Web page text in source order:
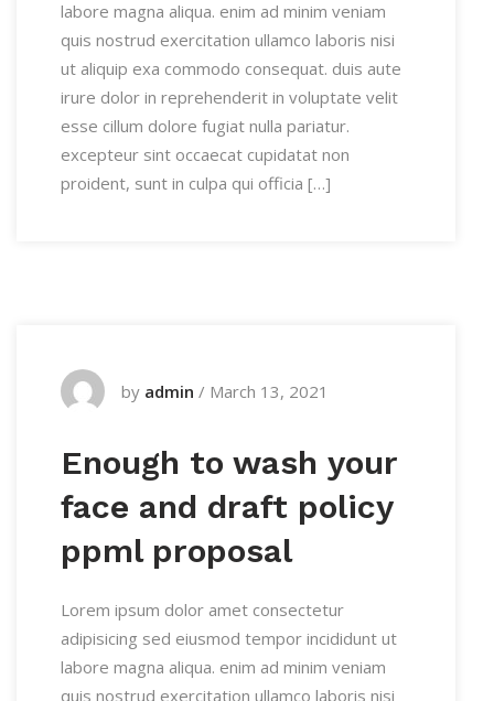
labore magna aliqua. enim ad minim veniam
quis nostrud exercitation ullamco laboris nisi
ut aliquip exa commodo consequat. duis aute
irure dolor in reprehenderit in voluptate velit
esse cillum dolore fugiat nulla pariatur.
excepteur sint occaecat cupidatat non
proident, sunt in culpa qui officia […]
by admin / March 13, 2021
Enough to wash your
face and draft policy
ppml proposal
Lorem ipsum dolor amet consectetur
adipisicing sed eiusmod tempor incididunt ut
labore magna aliqua. enim ad minim veniam
quis nostrud exercitation ullamco laboris nisi